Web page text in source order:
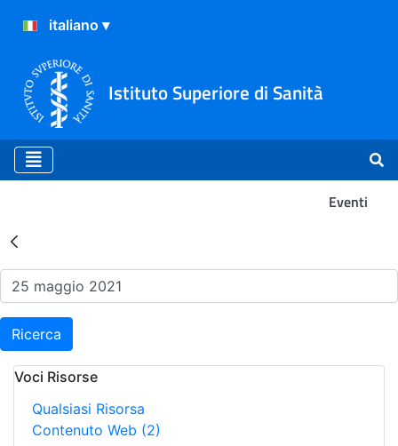
Istituto Superiore di Sanità
Eventi
Risultati della Ricerca -
Ricerca
Voci Risorse
Qualsiasi Risorsa
Contenuto Web (2)